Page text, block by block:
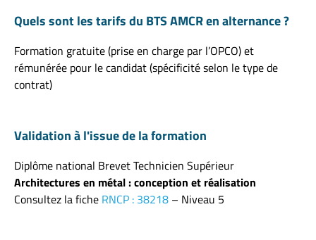
Quels sont les tarifs du BTS AMCR en alternance ?
Formation gratuite (prise en charge par l’OPCO) et
rémunérée pour le candidat (spécificité selon le type de
contrat)
Validation à l'issue de la formation
Diplôme national Brevet Technicien Supérieur
Architectures en métal : conception et réalisation
Consultez la fiche RNCP : 38218 – Niveau 5